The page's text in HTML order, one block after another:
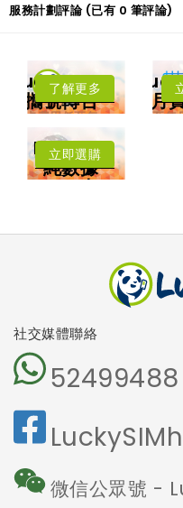
服務計劃評論 (已有 0 筆評論)
LuckySIM
攜號轉台
年卡費用低至每
了解更多
月
低至
Lucky2
純數據
卡
碼
立即選購
社交媒體聯絡
52499488
微信公眾號 -